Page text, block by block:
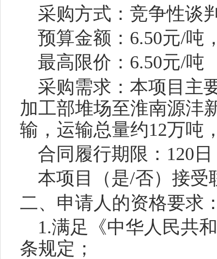
采购方式：竞争性谈
预算金额： 6.50元/吨
最高限价： 6.50元/吨
采购需求：本项目主
加工部堆场至淮南源沣
输，运输总量约12万吨
合同履行期限： 120日
本项目（是/否）接受
二、申请人的资格要求
1.满足《中华人民共
条规定；